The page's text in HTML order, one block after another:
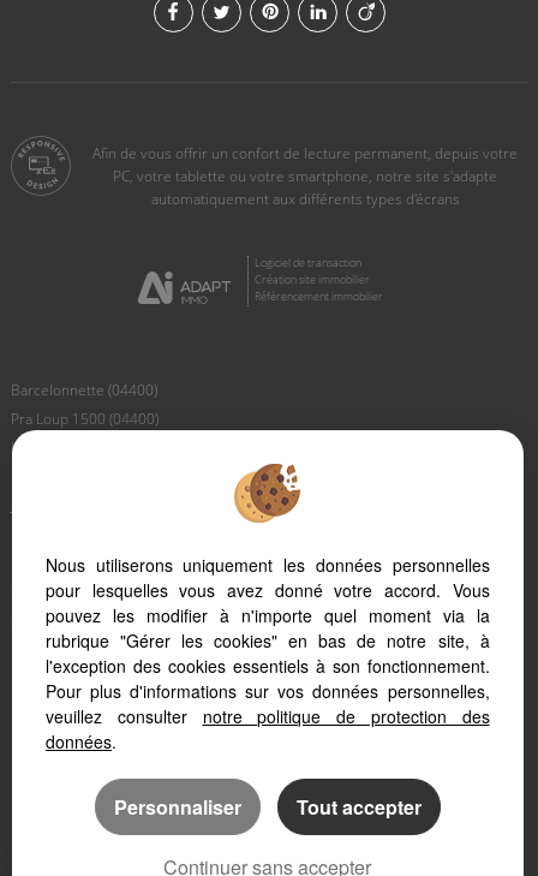
Afin de vous offrir un confort de lecture permanent, depuis votre
PC, votre tablette ou votre smartphone, notre site s'adapte
automatiquement aux différents types d'écrans
Logiciel de transaction
Création site immobilier
Référencement immobilier
Barcelonnette (04400)
Pra Loup 1500 (04400)
Le Sauze (04400)
Uvernet Fours (04400)
Saint Paul (04530)
Saint Pons (04400)
Larche (04530)
Faucon De Barcelonnette (04400)
Meolans Revel (04340)
Nous utiliserons uniquement les données personnelles
pour lesquelles vous avez donné votre accord. Vous
pouvez les modifier à n'importe quel moment via la
rubrique "Gérer les cookies" en bas de notre site, à
l'exception des cookies essentiels à son fonctionnement.
Pour plus d'informations sur vos données personnelles,
veuillez consulter notre politique de protection des
données.
Personnaliser Tout accepter
Continuer sans accepter